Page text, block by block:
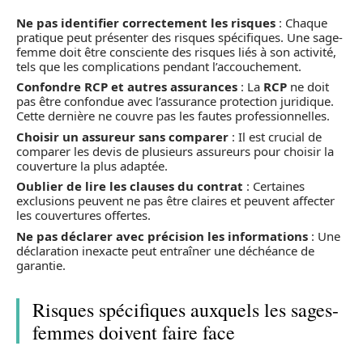
Ne pas identifier correctement les risques : Chaque
pratique peut présenter des risques spécifiques. Une sage-
femme doit être consciente des risques liés à son activité,
tels que les complications pendant l’accouchement.
Confondre RCP et autres assurances : La RCP ne doit
pas être confondue avec l’assurance protection juridique.
Cette dernière ne couvre pas les fautes professionnelles.
Choisir un assureur sans comparer : Il est crucial de
comparer les devis de plusieurs assureurs pour choisir la
couverture la plus adaptée.
Oublier de lire les clauses du contrat : Certaines
exclusions peuvent ne pas être claires et peuvent affecter
les couvertures offertes.
Ne pas déclarer avec précision les informations : Une
déclaration inexacte peut entraîner une déchéance de
garantie.
Risques spécifiques auxquels les sages-
femmes doivent faire face